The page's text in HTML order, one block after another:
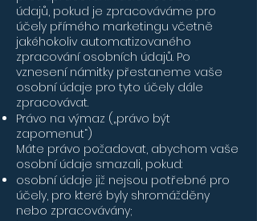
údajů, pokud je zpracováváme pro
účely přímého marketingu včetně
jakéhokoliv automatizovaného
zpracování osobních údajů. Po
vznesení námitky přestaneme vaše
osobní údaje pro tyto účely dále
zpracovávat.
Právo na výmaz („právo být
zapomenut“)
Máte právo požadovat, abychom vaše
osobní údaje smazali, pokud:
osobní údaje již nejsou potřebné pro
účely, pro které byly shromážděny
nebo zpracovávány;